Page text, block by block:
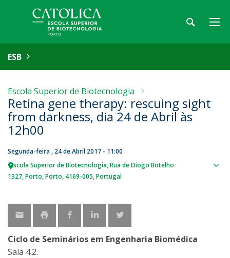
ESB
Escola Superior de Biotecnologia
Retina gene therapy: rescuing sight
from darkness, dia 24 de Abril às
12h00
Segunda-feira , 24 de Abril 2017 - 11:00
Escola Superior de Biotecnologia Rua de Diogo Botelho
1327 Porto Porto 4169-005 Portugal
Ciclo de Seminários em Engenharia Biomédica
Sala 4.2.